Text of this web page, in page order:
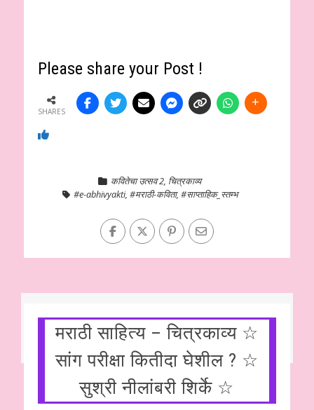
Please share your Post !
SHARES
कवितेचा उत्सव 2, चित्रकाव्य
#e-abhivyakti, #मराठी-कविता, #साप्ताहिक_स्तम्भ
मराठी साहित्य – चित्रकाव्य ☆
सांग परीक्षा कितीदा घेशील ? ☆
सुश्री नीलांबरी शिर्के ☆